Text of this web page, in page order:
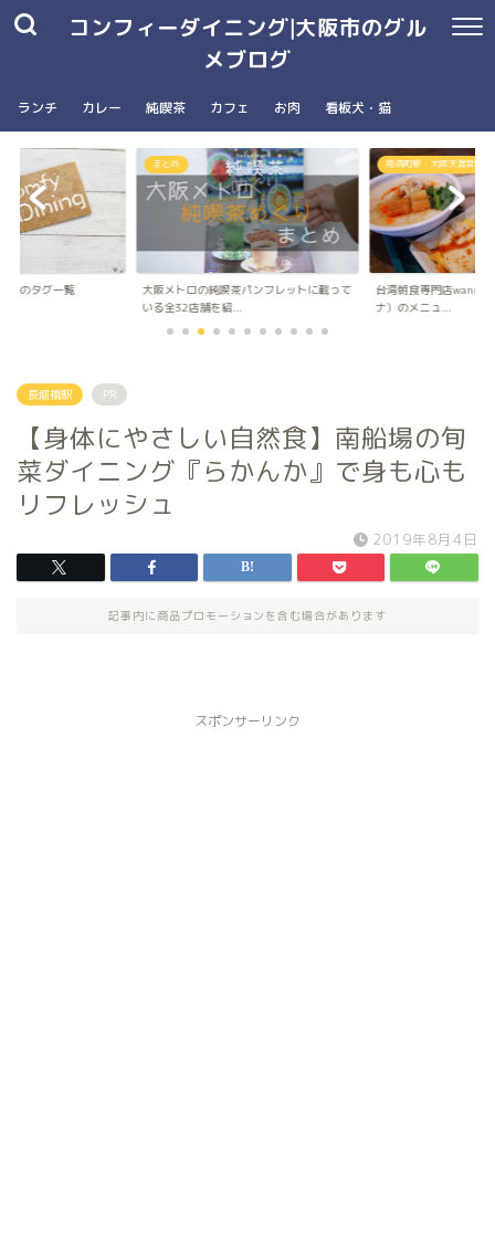
コンフィーダイニング|大阪市のグル
メブログ
ランチ カレー 純喫茶 カフェ お肉 看板犬・猫
グのタグ一覧
まとめ
大阪メトロの純喫茶パンフレットに載って
いる全32店舗を紹...
南森町駅・大阪天満宮駅
台湾朝食専門店wanna
ナ）のメニュ...
長堀橋駅 PR
【身体にやさしい自然食】南船場の旬
菜ダイニング『らかんか』で身も心も
リフレッシュ
2019年8月4日
記事内に商品プロモーションを含む場合があります
スポンサーリンク